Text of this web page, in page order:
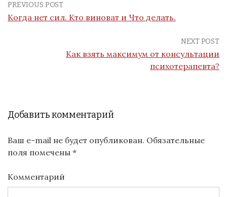
PREVIOUS POST
Когда нет сил. Кто виноват и Что делать.
NEXT POST
Как взять максимум от консультации
психотерапевта?
Добавить комментарий
Ваш e-mail не будет опубликован. Обязательные
поля помечены *
Комментарий